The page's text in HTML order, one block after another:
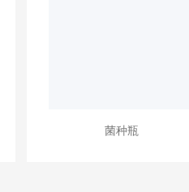
菌种瓶